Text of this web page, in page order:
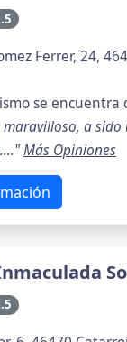
Ferrer, 24,
se encuentra
a
Más Opiniones